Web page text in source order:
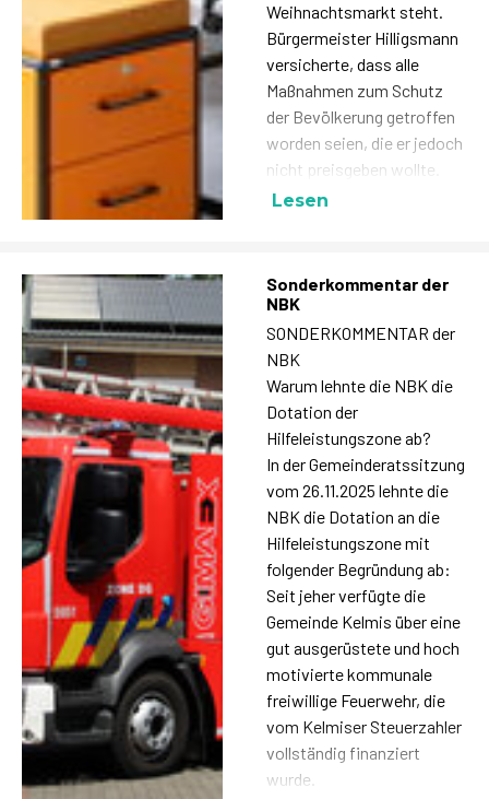
Weihnachtsmarkt steht.
Bürgermeister Hilligsmann
versicherte, dass alle
Maßnahmen zum Schutz
der Bevölkerung getroffen
worden seien, die er jedoch
nicht preisgeben wollte.
Lesen
Sonderkommentar der
NBK
SONDERKOMMENTAR der
NBK
Warum lehnte die NBK die
Dotation der
Hilfeleistungszone ab?
In der Gemeinderatssitzung
vom 26.11.2025 lehnte die
NBK die Dotation an die
Hilfeleistungszone mit
folgender Begründung ab:
Seit jeher verfügte die
Gemeinde Kelmis über eine
gut ausgerüstete und hoch
motivierte kommunale
freiwillige Feuerwehr, die
vom Kelmiser Steuerzahler
vollständig finanziert
wurde.